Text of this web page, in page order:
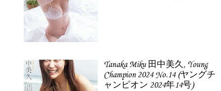
Tanaka Miku 田中美久, Young
Champion 2024 No.14 (ヤングチ
ャンピオン 2024年14号)